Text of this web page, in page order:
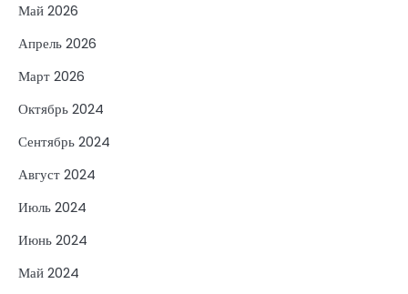
Май 2026
Апрель 2026
Март 2026
Октябрь 2024
Сентябрь 2024
Август 2024
Июль 2024
Июнь 2024
Май 2024